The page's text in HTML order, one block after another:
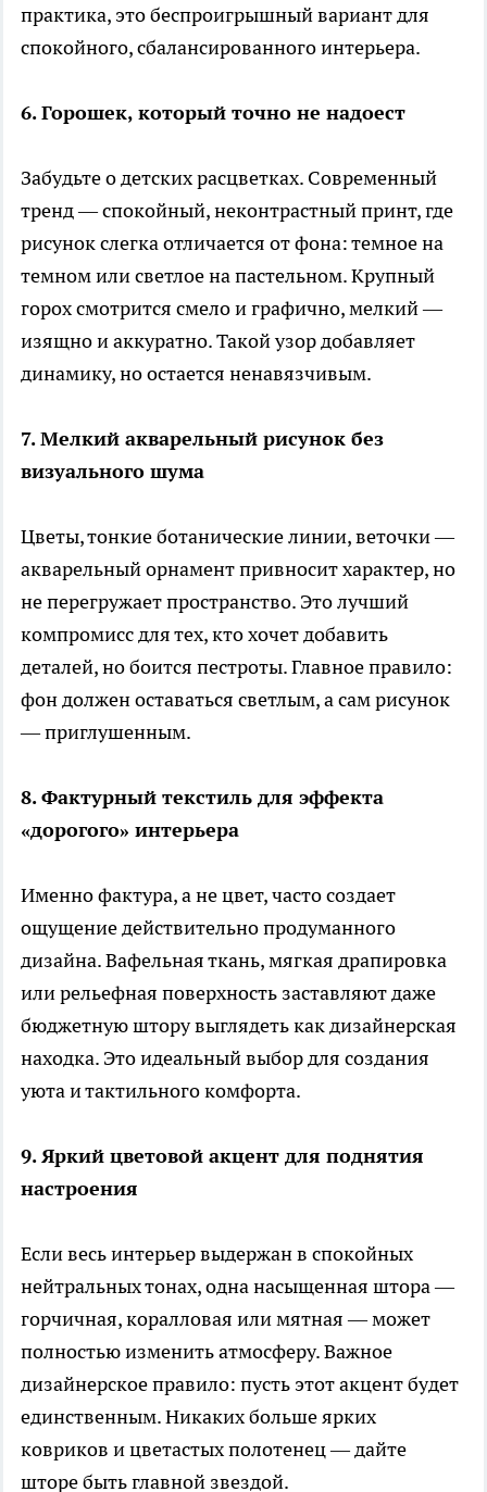
практика, это беспроигрышный вариант для
спокойного, сбалансированного интерьера.
6. Горошек, который точно не надоест
Забудьте о детских расцветках. Современный
тренд — спокойный, неконтрастный принт, где
рисунок слегка отличается от фона: темное на
темном или светлое на пастельном. Крупный
горох смотрится смело и графично, мелкий —
изящно и аккуратно. Такой узор добавляет
динамику, но остается ненавязчивым.
7. Мелкий акварельный рисунок без
визуального шума
Цветы, тонкие ботанические линии, веточки —
акварельный орнамент привносит характер, но
не перегружает пространство. Это лучший
компромисс для тех, кто хочет добавить
деталей, но боится пестроты. Главное правило:
фон должен оставаться светлым, а сам рисунок
— приглушенным.
8. Фактурный текстиль для эффекта
«дорогого» интерьера
Именно фактура, а не цвет, часто создает
ощущение действительно продуманного
дизайна. Вафельная ткань, мягкая драпировка
или рельефная поверхность заставляют даже
бюджетную штору выглядеть как дизайнерская
находка. Это идеальный выбор для создания
уюта и тактильного комфорта.
9. Яркий цветовой акцент для поднятия
настроения
Если весь интерьер выдержан в спокойных
нейтральных тонах, одна насыщенная штора —
горчичная, коралловая или мятная — может
полностью изменить атмосферу. Важное
дизайнерское правило: пусть этот акцент будет
единственным. Никаких больше ярких
ковриков и цветастых полотенец — дайте
шторе быть главной звездой.